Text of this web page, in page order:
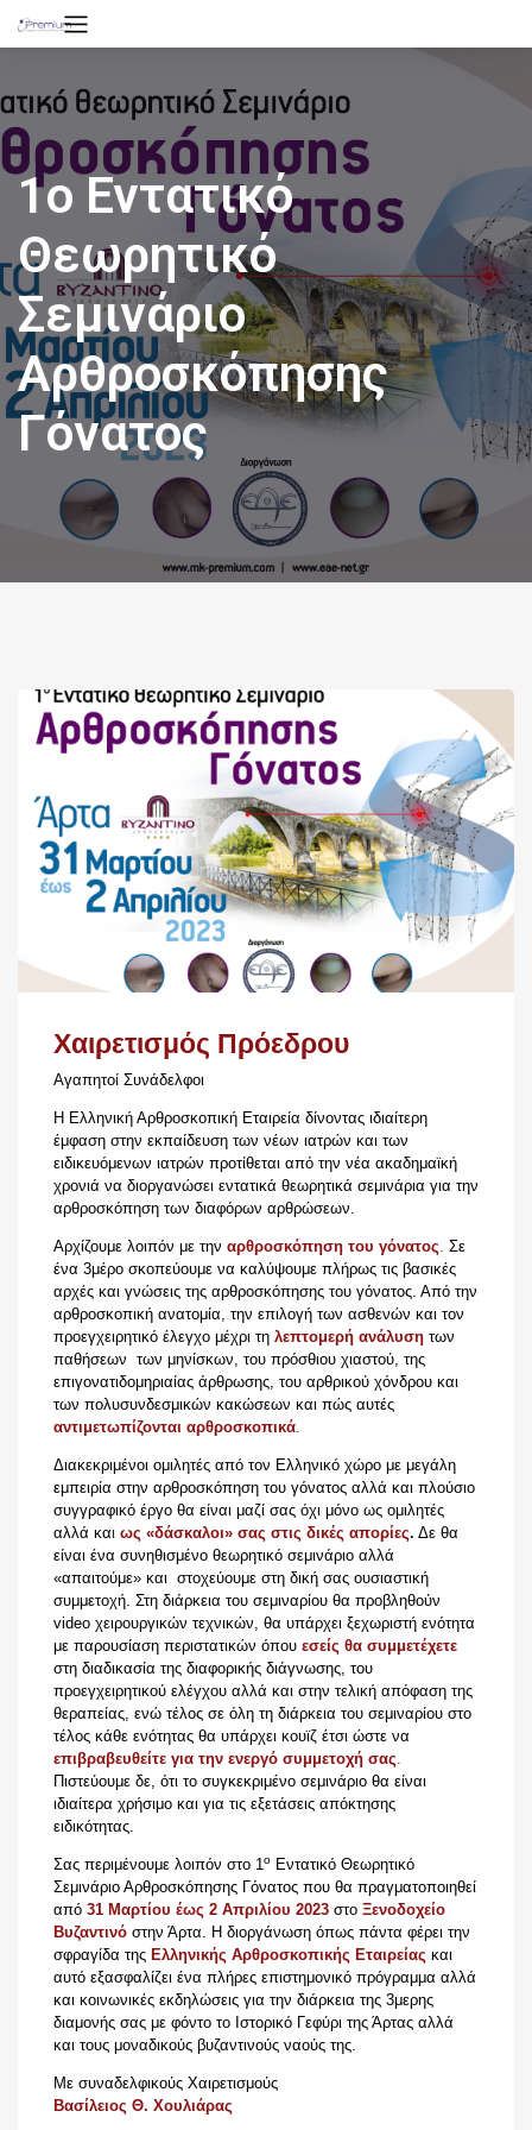
1ο Εντατικό
Θεωρητικό
Σεμινάριο
Αρθροσκόπησης
Γόνατος
Χαιρετισμός Πρόεδρου
Αγαπητοί Συνάδελφοι
Η Ελληνική Αρθροσκοπική Εταιρεία δίνοντας ιδιαίτερη
έμφαση στην εκπαίδευση των νέων ιατρών και των
ειδικευόμενων ιατρών προτίθεται από την νέα ακαδημαϊκή
χρονιά να διοργανώσει εντατικά θεωρητικά σεμινάρια για την
αρθροσκόπηση των διαφόρων αρθρώσεων.
Αρχίζουμε λοιπόν με την αρθροσκόπηση του γόνατος Σε
ένα 3μέρο σκοπεύουμε να καλύψουμε πλήρως τις βασικές
αρχές και γνώσεις της αρθροσκόπησης του γόνατος. Από την
αρθροσκοπική ανατομία, την επιλογή των ασθενών και τον
προεγχειρητικό έλεγχο μέχρι τη λεπτομερή ανάλυση των
παθήσεων των μηνίσκων, του πρόσθιου χιαστού, της
επιγονατιδομηριαίας άρθρωσης, του αρθρικού χόνδρου και
των πολυσυνδεσμικών κακώσεων και πώς αυτές
αντιμετωπίζονται αρθροσκοπικά
Διακεκριμένοι ομιλητές από τον Ελληνικό χώρο με μεγάλη
εμπειρία στην αρθροσκόπηση του γόνατος αλλά και πλούσιο
συγγραφικό έργο θα είναι μαζί σας όχι μόνο ως ομιλητές
αλλά και ως «δάσκαλοι» σας στις δικές απορίες. Δε θα
είναι ένα συνηθισμένο θεωρητικό σεμινάριο αλλά
«απαιτούμε» και στοχεύουμε στη δική σας ουσιαστική
συμμετοχή. Στη διάρκεια του σεμιναρίου θα προβληθούν
video χειρουργικών τεχνικών, θα υπάρχει ξεχωριστή ενότητα
με παρουσίαση περιστατικών όπου εσείς θα συμμετέχετε
στη διαδικασία της διαφορικής διάγνωσης, του
προεγχειρητικού ελέγχου αλλά και στην τελική απόφαση της
θεραπείας, ενώ τέλος σε όλη τη διάρκεια του σεμιναρίου στο
τέλος κάθε ενότητας θα υπάρχει κουϊζ έτσι ώστε να
επιβραβευθείτε για την ενεργό συμμετοχή σας
Πιστεύουμε δε, ότι το συγκεκριμένο σεμινάριο θα είναι
ιδιαίτερα χρήσιμο και για τις εξετάσεις απόκτησης
ειδικότητας.
Σας περιμένουμε λοιπόν στο 1 ο Εντατικό Θεωρητικό
Σεμινάριο Αρθροσκόπησης Γόνατος που θα πραγματοποιηθεί
από 31 Μαρτίου έως 2 Απριλίου 2023 στο Ξενοδοχείο
Βυζαντινό στην Άρτα. Η διοργάνωση όπως πάντα φέρει την
σφραγίδα της Ελληνικής Αρθροσκοπικής Εταιρείας και
αυτό εξασφαλίζει ένα πλήρες επιστημονικό πρόγραμμα αλλά
και κοινωνικές εκδηλώσεις για την διάρκεια της 3μερης
διαμονής σας με φόντο το Ιστορικό Γεφύρι της Άρτας αλλά
και τους μοναδικούς βυζαντινούς ναούς της.
Με συναδελφικούς Χαιρετισμούς
Βασίλειος Θ. Χουλιάρας